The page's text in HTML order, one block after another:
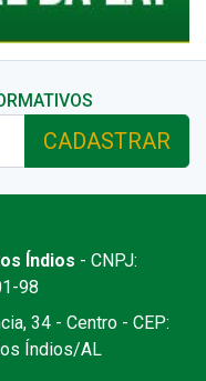
CADASTRAR
Índios - CNPJ:
98
34 - Centro - CEP:
Índios/AL